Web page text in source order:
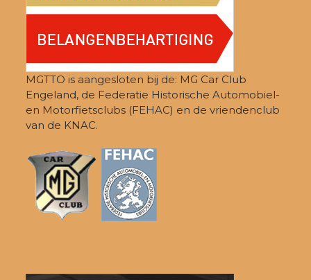
MGTTO is aangesloten bij de: MG Car Club
Engeland, de Federatie Historische Automobiel-
en Motorfietsclubs (FEHAC) en de vriendenclub
van de KNAC.